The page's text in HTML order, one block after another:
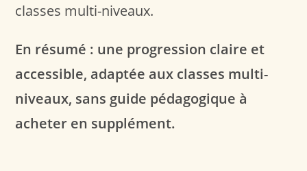
classes multi-niveaux.
En résumé : une progression claire et
accessible, adaptée aux classes multi-
niveaux, sans guide pédagogique à
acheter en supplément.